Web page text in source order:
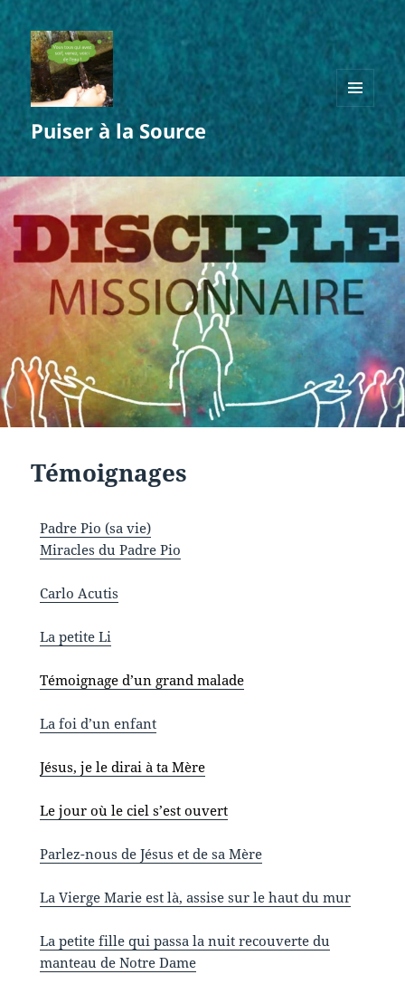
Puiser à la Source
MENU
ET
WIDGETS
Témoignages
Padre Pio (sa vie)
Miracles du Padre Pio
Carlo Acutis
La petite Li
Témoignage d’un grand malade
La foi d’un enfant
Jésus, je le dirai à ta Mère
Le jour où le ciel s’est ouvert
Parlez-nous de Jésus et de sa Mère
La Vierge Marie est là, assise sur le haut du mur
La petite fille qui passa la nuit recouverte du
manteau de Notre Dame